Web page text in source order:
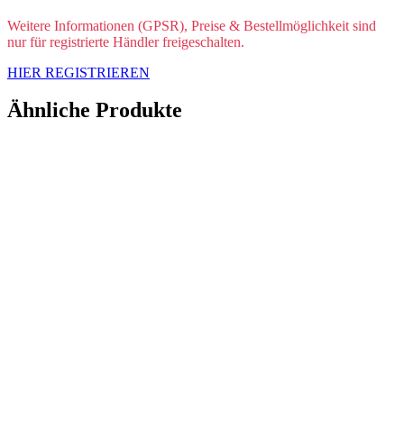
Weitere Informationen (GPSR), Preise & Bestellmöglichkeit sind
nur für registrierte Händler freigeschalten.
HIER REGISTRIEREN
Ähnliche Produkte